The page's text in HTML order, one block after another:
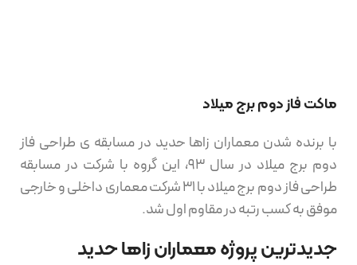
ماکت فاز دوم برج میلاد
با برنده شدن معماران زاها حدید در مسابقه ی طراحی فاز
دوم برج میلاد در سال 93، این گروه با شرکت در مسابقه
طراحی فاز دوم برج میلاد با ۳۱ شرکت معماری داخلی و خارجی
موفق به کسب رتبه در مقاوم اول شد.
جدیدترین پروژه معماران زاها حدید